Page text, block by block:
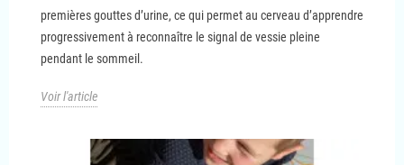
premières gouttes d’urine, ce qui permet au cerveau d’apprendre
progressivement à reconnaître le signal de vessie pleine
pendant le sommeil.
Voir l'article